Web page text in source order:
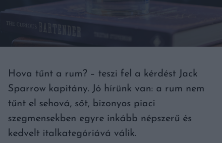
Hova tűnt a rum? – teszi fel a kérdést Jack
Sparrow kapitány. Jó hírünk van: a rum nem
tűnt el sehová, sőt, bizonyos piaci
szegmensekben egyre inkább népszerű és
kedvelt italkategóriává válik.